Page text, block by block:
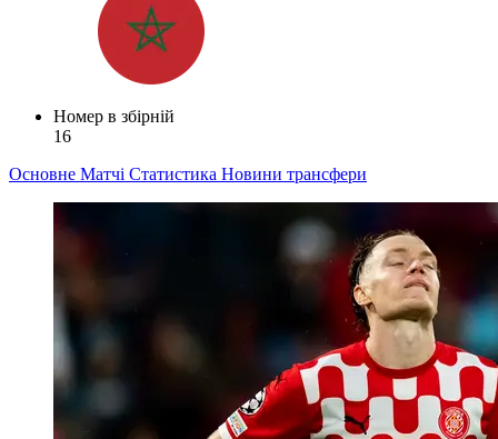
Номер в збірній
16
Основне Матчі Статистика Новини трансфери